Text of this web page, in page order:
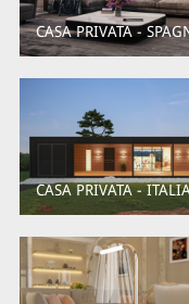
CASA PRIVATA -
CASA PRIVATA -